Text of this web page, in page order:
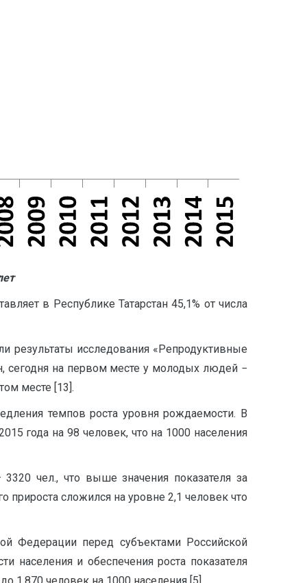
в Республике Татарстан 45,1% от числа
исследования «Репродуктивные
сегодня на первом месте у молодых людей −
месте [13].
темпов роста уровня рождаемости. В
года на 98 человек, что на 1000 населения
чел., что выше значения показателя за
прироста сложился на уровне 2,1 человек что
Федерации перед субъектами Российской
населения и обеспечения роста показателя